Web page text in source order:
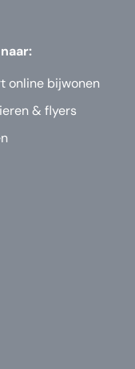
online bijwonen
& flyers